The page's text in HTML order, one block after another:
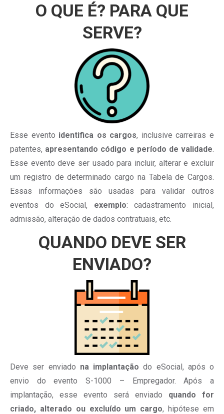
O QUE É? PARA QUE
SERVE?
Esse evento identifica os cargos, inclusive carreiras e
patentes, apresentando código e período de validade.
Esse evento deve ser usado para incluir, alterar e excluir
um registro de determinado cargo na Tabela de Cargos.
Essas informações são usadas para validar outros
eventos do eSocial, exemplo: cadastramento inicial,
admissão, alteração de dados contratuais, etc.
QUANDO DEVE SER
ENVIADO?
Deve ser enviado na implantação do eSocial, após o
envio do evento S-1000 – Empregador. Após a
implantação, esse evento será enviado quando for
criado, alterado ou excluído um cargo, hipótese em